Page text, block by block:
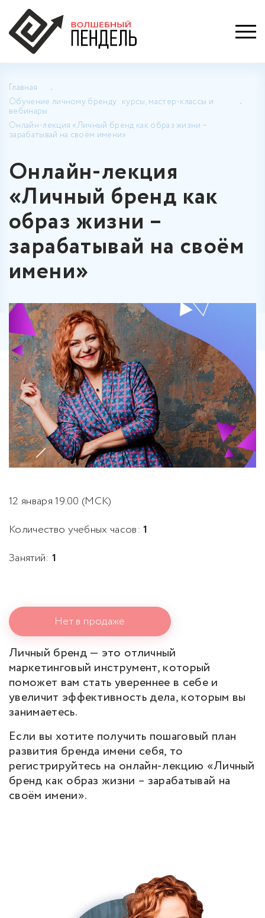
Главная
Обучение личному бренду: курсы, мастер-классы и
вебинары
Онлайн-лекция «Личный бренд как образ жизни –
зарабатывай на своём имени»
Онлайн-лекция
«Личный бренд как
образ жизни –
зарабатывай на своём
имени»
12 января 19.00 (МСК)
Количество учебных часов:1
Занятий: 1
Нет в продаже
Личный бренд — это отличный
маркетинговый инструмент, который
поможет вам стать увереннее в себе и
увеличит эффективность дела, которым вы
занимаетесь.
Если вы хотите получить пошаговый план
развития бренда имени себя, то
регистрируйтесь на онлайн-лекцию «Личный
бренд как образ жизни – зарабатывай на
своём имени».